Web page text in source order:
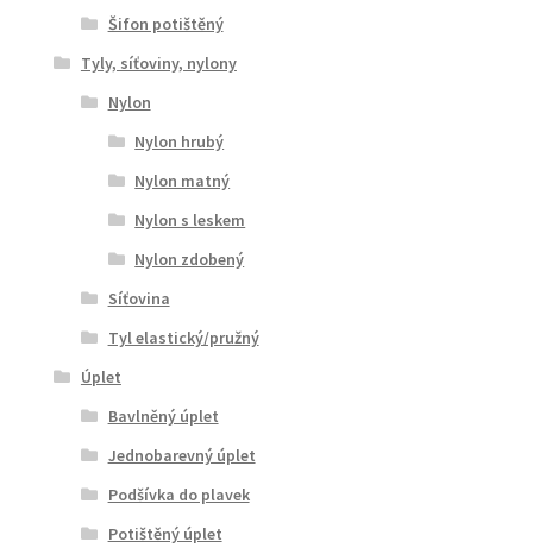
Šifon potištěný
Tyly, síťoviny, nylony
Nylon
Nylon hrubý
Nylon matný
Nylon s leskem
Nylon zdobený
Síťovina
Tyl elastický/pružný
Úplet
Bavlněný úplet
Jednobarevný úplet
Podšívka do plavek
Potištěný úplet